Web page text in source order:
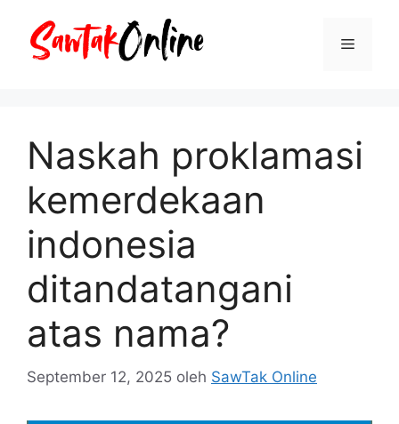
Menu
Naskah proklamasi
kemerdekaan
indonesia
ditandatangani
atas nama?
September 12, 2025 oleh SawTak Online